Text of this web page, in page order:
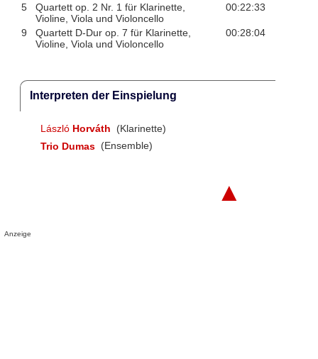
5
Quartett op. 2 Nr. 1 für Klarinette,
Violine, Viola und Violoncello
00:22:33
9
Quartett D-Dur op. 7 für Klarinette,
Violine, Viola und Violoncello
00:28:04
Interpreten der Einspielung
László Horváth
(Klarinette)
Trio Dumas (Ensemble)
▲
Anzeige